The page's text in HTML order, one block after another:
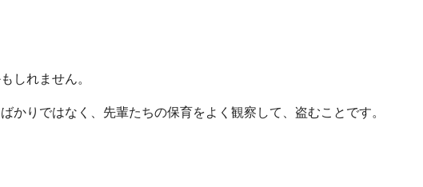
しれません。
りではなく、先輩たちの保育をよく観察して、盗むことです。